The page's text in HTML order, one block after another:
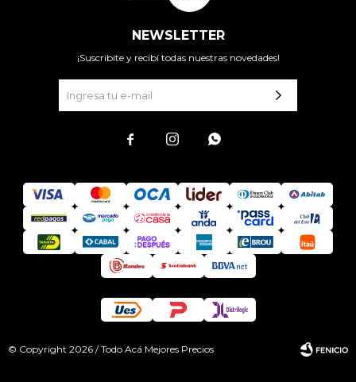
NEWSLETTER
¡Suscribite y recibí todas nuestras novedades!
  
© Copyright 2026 / Todo Acá Mejores Precios